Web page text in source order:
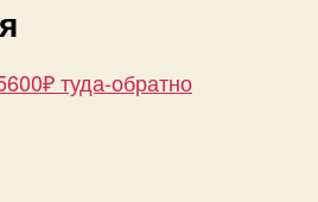
туда-обратно